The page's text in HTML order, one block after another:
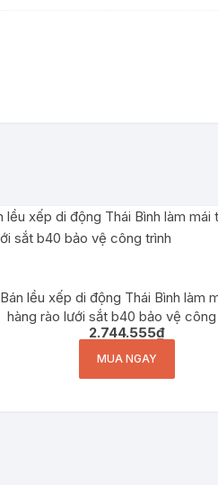
Bán lều xếp di động Thái Bình làm
hàng rào lưới sắt b40 bảo vệ công
2.744.555₫
MUA NGAY